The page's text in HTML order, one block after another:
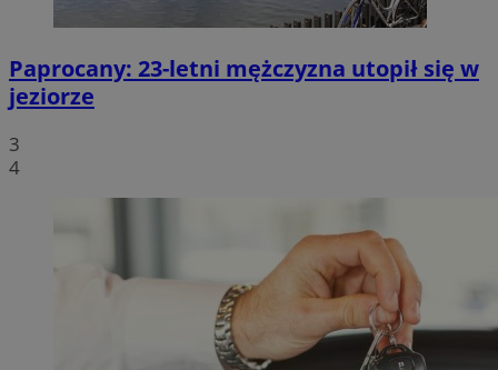
Paprocany: 23-letni mężczyzna utopił się w
jeziorze
3
4